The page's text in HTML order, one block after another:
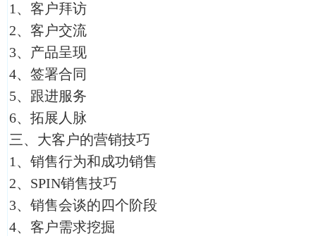
1、客户拜访
2、客户交流
3、产品呈现
4、签署合同
5、跟进服务
6、拓展人脉
三、大客户的营销技巧
1、销售行为和成功销售
2、SPIN销售技巧
3、销售会谈的四个阶段
4、客户需求挖掘